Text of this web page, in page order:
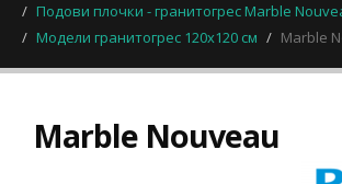
Подови плочки - гранитогрес Marble
Модели гранитогрес 120x120 см
Marble
Marble Nouveau